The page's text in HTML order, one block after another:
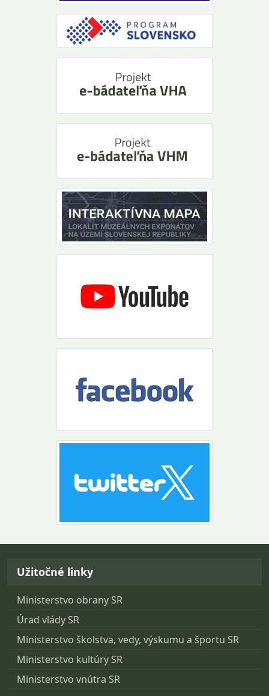
Návrat na začiatok stránky
Užitočné linky
Ministerstvo obrany SR
Úrad vlády SR
Ministerstvo školstva, vedy, výskumu a športu SR
Ministerstvo kultúry SR
Ministerstvo vnútra SR